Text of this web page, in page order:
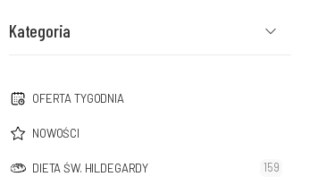
Kategoria
OFERTA TYGODNIA
NOWOŚCI
DIETA ŚW. HILDEGARDY 159